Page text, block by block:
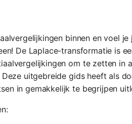
binnen en voel
De Laplace-transformatie is
om te zetten in
uitgebreide gids heeft als
in gemakkelijk te begrijpen